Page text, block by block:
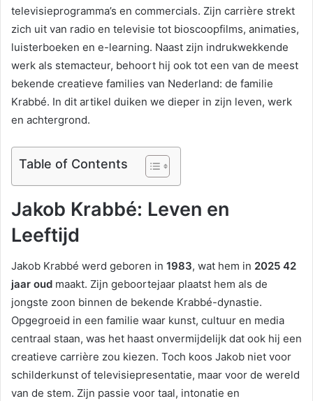
televisieprogramma’s en commercials. Zijn carrière strekt
zich uit van radio en televisie tot bioscoopfilms, animaties,
luisterboeken en e-learning. Naast zijn indrukwekkende
werk als stemacteur, behoort hij ook tot een van de meest
bekende creatieve families van Nederland: de familie
Krabbé. In dit artikel duiken we dieper in zijn leven, werk
en achtergrond.
Table of Contents
Jakob Krabbé: Leven en
Leeftijd
Jakob Krabbé werd geboren in 1983, wat hem in 2025 42
jaar oud maakt. Zijn geboortejaar plaatst hem als de
jongste zoon binnen de bekende Krabbé-dynastie.
Opgegroeid in een familie waar kunst, cultuur en media
centraal staan, was het haast onvermijdelijk dat ook hij een
creatieve carrière zou kiezen. Toch koos Jakob niet voor
schilderkunst of televisiepresentatie, maar voor de wereld
van de stem. Zijn passie voor taal, intonatie en